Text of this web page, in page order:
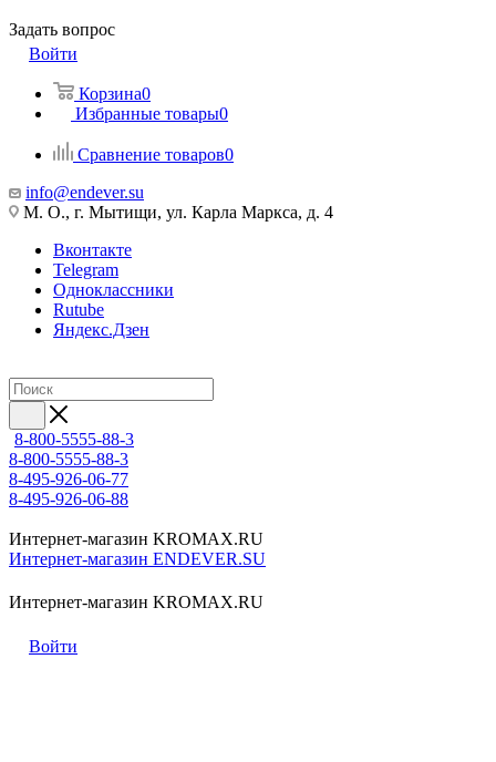
Задать вопрос
Войти
Корзина0
Избранные товары0
Сравнение товаров0
info@endever.su
М. О., г. Мытищи, ул. Карла Маркса, д. 4
Вконтакте
Telegram
Одноклассники
Rutube
Яндекс.Дзен
8-800-5555-88-3
8-800-5555-88-3
8-495-926-06-77
8-495-926-06-88
Интернет-магазин KROMAX.RU
Интернет-магазин ENDEVER.SU
Интернет-магазин KROMAX.RU
Войти